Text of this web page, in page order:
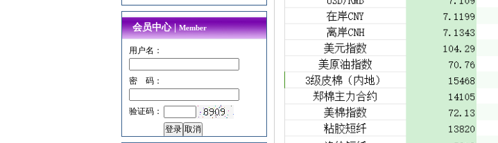
会员中心 |Member
用户名：
密 码：
验证码：